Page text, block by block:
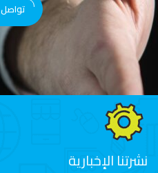
نشرتنا الإخبارية